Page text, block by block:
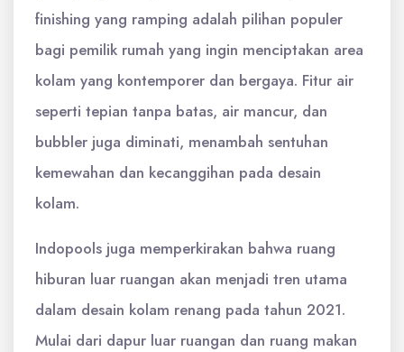
finishing yang ramping adalah pilihan populer
bagi pemilik rumah yang ingin menciptakan area
kolam yang kontemporer dan bergaya. Fitur air
seperti tepian tanpa batas, air mancur, dan
bubbler juga diminati, menambah sentuhan
kemewahan dan kecanggihan pada desain
kolam.
Indopools juga memperkirakan bahwa ruang
hiburan luar ruangan akan menjadi tren utama
dalam desain kolam renang pada tahun 2021.
Mulai dari dapur luar ruangan dan ruang makan